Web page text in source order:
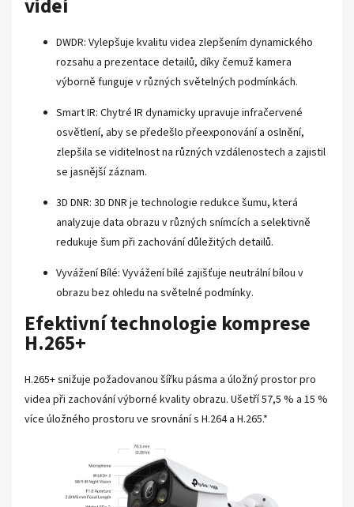
videí
DWDR: Vylepšuje kvalitu videa zlepšením dynamického
rozsahu a prezentace detailů, díky čemuž kamera
výborně funguje v různých světelných podmínkách.
Smart IR: Chytré IR dynamicky upravuje infračervené
osvětlení, aby se předešlo přeexponování a oslnění,
zlepšila se viditelnost na různých vzdálenostech a zajistil
se jasnější záznam.
3D DNR: 3D DNR je technologie redukce šumu, která
analyzuje data obrazu v různých snímcích a selektivně
redukuje šum při zachování důležitých detailů.
Vyvážení Bílé: Vyvážení bílé zajišťuje neutrální bílou v
obrazu bez ohledu na světelné podmínky.
Efektivní technologie komprese
H.265+
H.265+ snižuje požadovanou šířku pásma a úložný prostor pro
videa při zachování výborné kvality obrazu. Ušetří 57,5 % a 15 %
více úložného prostoru ve srovnání s H.264 a H.265.*